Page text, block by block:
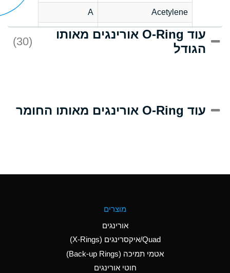
Acetylene
A
Acrlylonitrile
D
Adipic Acid
(Aqueous)
Aluminum Nitrate
(Aqueous)
Aluminum Phosphate
עוד O-Ring אורינגים מאותו
הגודל
(30)
עוד O-Ring אורינגים מאותו החומר
מוצרים
אורינגים
Quad/איקסרינגים (X-Rings)
אטמי תמיכה (Back-up Rings)
חוטי אורינגים